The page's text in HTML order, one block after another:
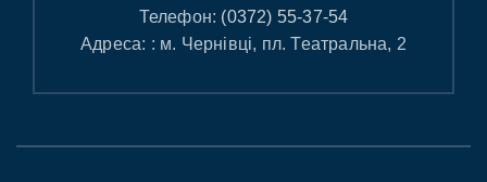
Телефон: (0372) 55-37-54
Адреса: : м. Чернівці, пл. Театральна, 2